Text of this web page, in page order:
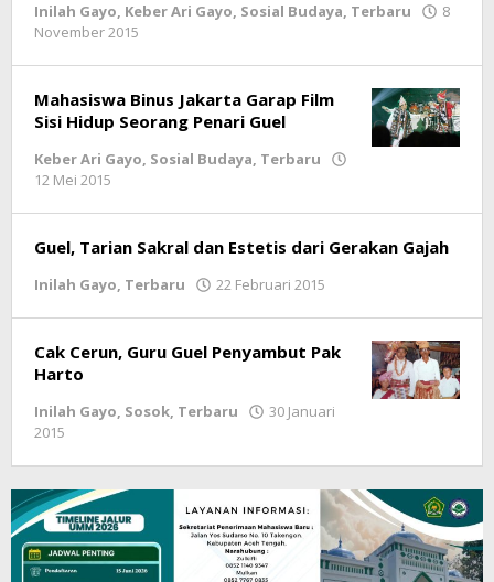
Inilah Gayo, Keber Ari Gayo, Sosial Budaya, Terbaru
8
November 2015
Mahasiswa Binus Jakarta Garap Film
Sisi Hidup Seorang Penari Guel
Keber Ari Gayo, Sosial Budaya, Terbaru
12 Mei 2015
Guel, Tarian Sakral dan Estetis dari Gerakan Gajah
Inilah Gayo, Terbaru 22 Februari 2015
Cak Cerun, Guru Guel Penyambut Pak
Harto
Inilah Gayo, Sosok, Terbaru
30 Januari
2015